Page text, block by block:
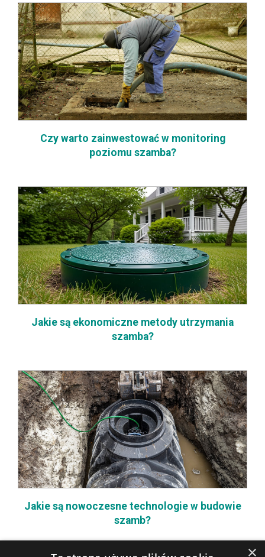
Czy warto zainwestować w monitoring
poziomu szamba?
Jakie są ekonomiczne metody utrzymania
szamba?
Jakie są nowoczesne technologie w budowie
szamb?
×